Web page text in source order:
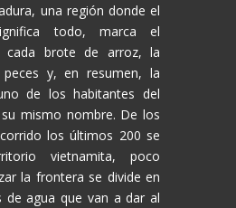
una región donde el
todo, marca el
cada brote de arroz, la
peces y, en resumen, la
de los habitantes del
mismo nombre. De los
los últimos 200 se
vietnamita, poco
la frontera se divide en
de agua que van a dar al